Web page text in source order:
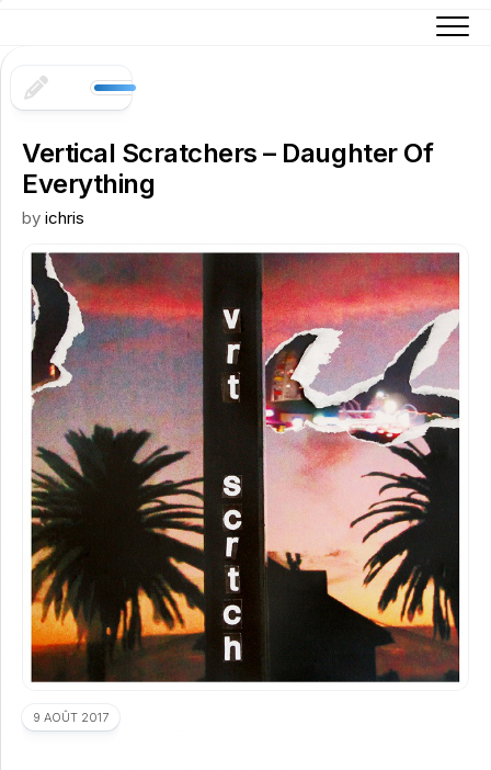
content
Vertical Scratchers – Daughter Of
Everything
by ichris
9 AOÛT 2017